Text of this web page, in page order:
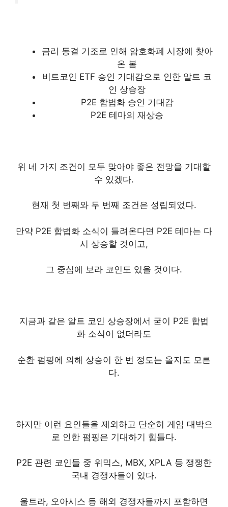
금리 동결 기조로 인해 암호화폐 시장에 찾아
온 봄
비트코인 ETF 승인 기대감으로 인한 알트 코
인 상승장
P2E 합법화 승인 기대감
P2E 테마의 재상승
위 네 가지 조건이 모두 맞아야 좋은 전망을 기대할
수 있겠다.
현재 첫 번째와 두 번째 조건은 성립되었다.
만약 P2E 합법화 소식이 들려온다면 P2E 테마는 다
시 상승할 것이고,
그 중심에 보라 코인도 있을 것이다.
지금과 같은 알트 코인 상승장에서 굳이 P2E 합법
화 소식이 없더라도
순환 펌핑에 의해 상승이 한 번 정도는 올지도 모른
다.
하지만 이런 요인들을 제외하고 단순히 게임 대박으
로 인한 펌핑은 기대하기 힘들다.
P2E 관련 코인들 중 위믹스, MBX, XPLA 등 쟁쟁한
국내 경쟁자들이 있다.
울트라, 오아시스 등 해외 경쟁자들까지 포함하면